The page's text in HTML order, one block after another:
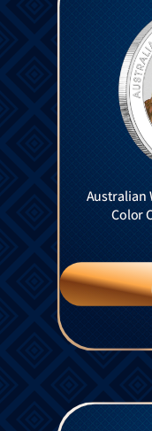
Australian
Color